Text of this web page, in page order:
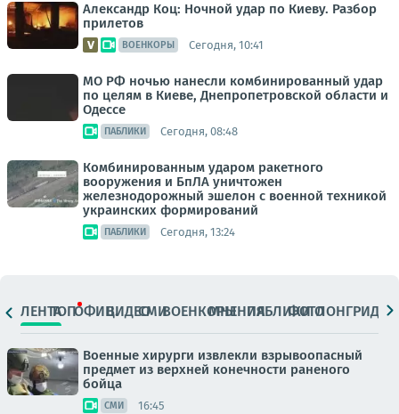
Александр Коц: Ночной удар по Киеву. Разбор
прилетов
ВОЕНКОРЫ Сегодня, 10:41
МО РФ ночью нанесли комбинированный удар
по целям в Киеве, Днепропетровской области и
Одессе
ПАБЛИКИ Сегодня, 08:48
Комбинированным ударом ракетного
вооружения и БпЛА уничтожен
железнодорожный эшелон с военной техникой
украинских формирований
ПАБЛИКИ Сегодня, 13:24
ЛЕНТАТОПОФИЦ.ВИДЕОСМИВОЕНКОРЫМНЕНИЯПАБЛИКИ
ФОТОЛОНГРИДЫ
Военные хирурги извлекли взрывоопасный
предмет из верхней конечности раненого
бойца
СМИ 16:45